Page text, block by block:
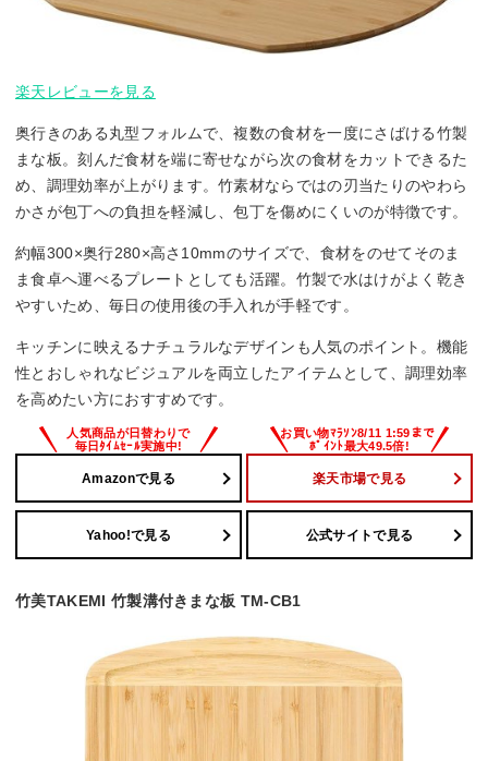
楽天レビューを見る
奥行きのある丸型フォルムで、複数の食材を一度にさばける竹製
まな板。刻んだ食材を端に寄せながら次の食材をカットできるた
め、調理効率が上がります。竹素材ならではの刃当たりのやわら
かさが包丁への負担を軽減し、包丁を傷めにくいのが特徴です。
約幅300×奥行280×高さ10mmのサイズで、食材をのせてそのま
ま食卓へ運べるプレートとしても活躍。竹製で水はけがよく乾き
やすいため、毎日の使用後の手入れが手軽です。
キッチンに映えるナチュラルなデザインも人気のポイント。機能
性とおしゃれなビジュアルを両立したアイテムとして、調理効率
を高めたい方におすすめです。
Amazonで見る 楽天市場で見る
Yahoo!で見る 公式サイトで見る
竹美TAKEMI 竹製溝付きまな板 TM-CB1